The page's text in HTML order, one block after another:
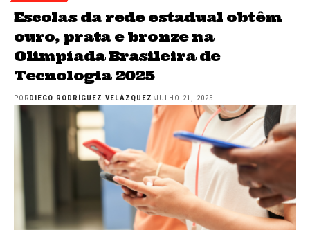
Escolas da rede estadual obtêm
ouro, prata e bronze na
Olimpíada Brasileira de
Tecnologia 2025
POR DIEGO RODRÍGUEZ VELÁZQUEZ JULHO 21, 2025